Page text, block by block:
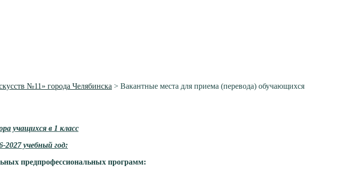
№11» города Челябинска > Вакантные места для приема (перевода) обучающихся
учащихся в 1 класс
2027 учебный год:
предпрофессиональных программ: